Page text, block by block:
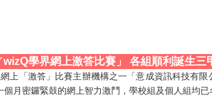
學界網上激答比賽」 各組順利誕生三
上「激答」比賽主辦機構之一「意成資訊科技有限
個月密鑼緊鼓的網上智力激鬥，學校組及個人組均已